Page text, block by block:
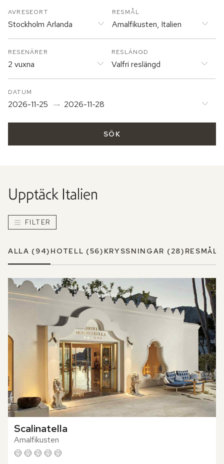
AVRESEORT
Stockholm Arlanda
RESMÅL
Amalfikusten, Italien
RESLÄNGD
Valfri reslängd
DATUM
2026-11-25 2026-11-28
RESENÄRER
2 vuxna
SÖK
Upptäck Italien
FILTER
ALLA (94) HOTELL (56) KRYSSNINGAR (28) RESMÅL
Scalinatella
Amalfikusten